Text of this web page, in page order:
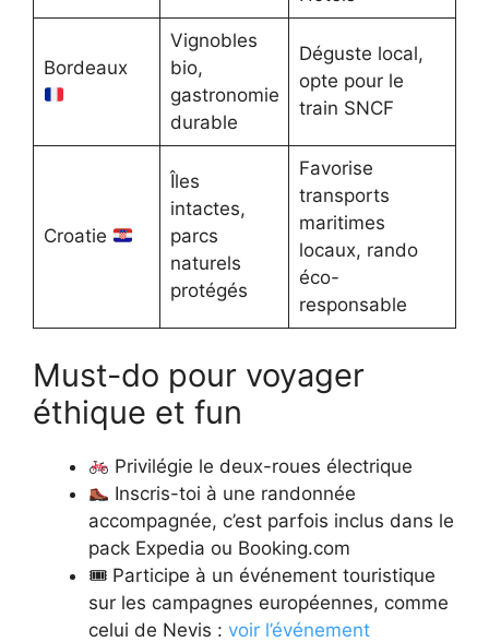
Bordeaux
Vignobles
bio,
gastronomie
durable
Déguste local,
opte pour le
train SNCF
Croatie
Îles
intactes,
parcs
naturels
protégés
Favorise
transports
maritimes
locaux, rando
éco-
responsable
Must-do pour voyager
éthique et fun
Privilégie le deux-roues électrique
Inscris-toi à une randonnée
accompagnée, c’est parfois inclus dans le
pack Expedia ou Booking.com
🎟 Participe à un événement touristique
sur les campagnes européennes, comme
celui de Nevis : voir l’événement